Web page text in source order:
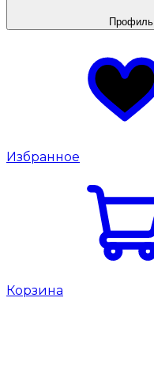
Профиль
Избранное
Корзина